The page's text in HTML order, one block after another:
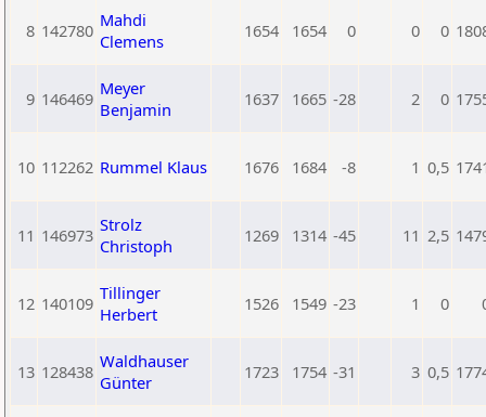
8 142780 Mahdi
Clemens
1654 1654 0 0 0
9 146469 Meyer
Benjamin
1637 1665 -28 2 0
10 112262 Rummel Klaus 1676 1684 -8 1 0,5
11 146973 Strolz
Christoph
1269 1314 -45 11 2,5
12 140109 Tillinger
Herbert
1526 1549 -23 1 0
13 128438 Waldhauser
Günter
1723 1754 -31 3 0,5